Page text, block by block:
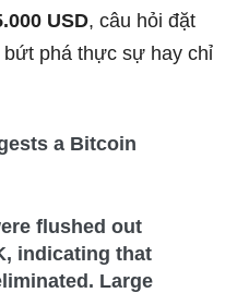
USD, câu hỏi đặt
phá thực sự hay chỉ
a Bitcoin
flushed out
indicating that
Large